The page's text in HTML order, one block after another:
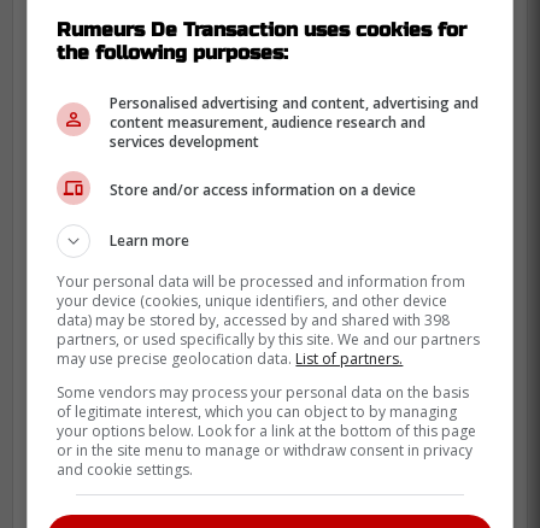
Pendant ce temps, les Sabres ont leur
propre problème à régler.
Buffalo affiche un bilan de seulement deux
victoires en six rencontres à domicile en
séries cette saison, tous adversaires
confondus.
Ce n'est pas pour rien que Lindy Ruff a
décidé de faire dormir ses joueurs à l'hôtel
Rumeurs De Transaction uses cookies for
the following purposes:
Personalised advertising and content, advertising and
content measurement, audience research and
services development
Store and/or access information on a device
Learn more
Your personal data will be processed and information from
your device (cookies, unique identifiers, and other device
data) may be stored by, accessed by and shared with 398
partners, or used specifically by this site. We and our partners
may use precise geolocation data. List of partners.
Some vendors may process your personal data on the basis
of legitimate interest, which you can object to by managing
your options below. Look for a link at the bottom of this page
or in the site menu to manage or withdraw consent in privacy
and cookie settings.